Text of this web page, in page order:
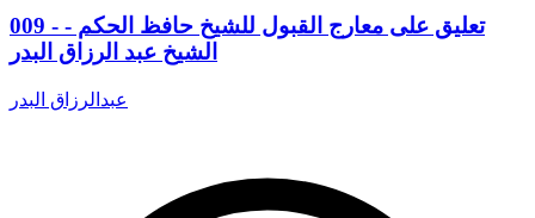
009 - تعليق على معارج القبول للشيخ حافظ الحكم -
الشيخ عبد الرزاق البدر
عبدالرزاق البدر